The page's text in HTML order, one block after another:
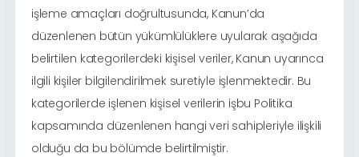
işleme amaçları doğrultusunda, Kanun’da
düzenlenen bütün yükümlülüklere uyularak aşağıda
belirtilen kategorilerdeki kişisel veriler, Kanun uyarınca
ilgili kişiler bilgilendirilmek suretiyle işlenmektedir. Bu
kategorilerde işlenen kişisel verilerin işbu Politika
kapsamında düzenlenen hangi veri sahipleriyle ilişkili
olduğu da bu bölümde belirtilmiştir.